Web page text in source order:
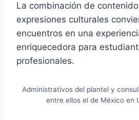
La combinación de
expresiones culturales
encuentros en una
enriquecedora para
profesionales.
Administrativos del plantel y
entre ellos el de México en